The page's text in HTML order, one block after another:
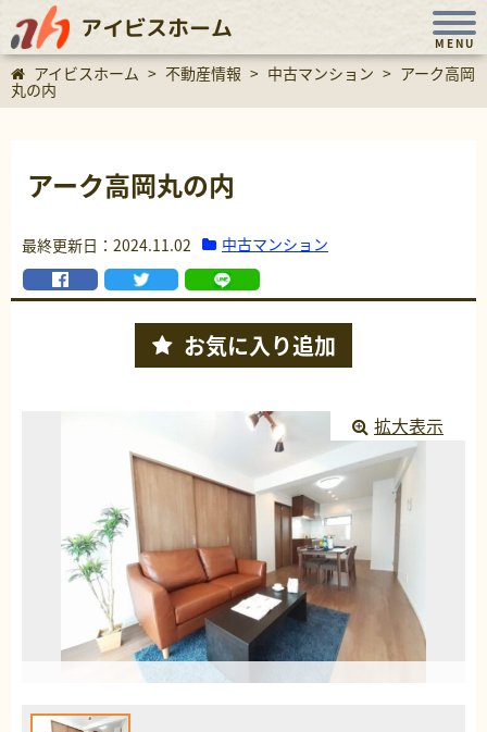
アイビスホーム
MENU
アイビスホーム > 不動産情報 > 中古マンション > アーク高岡
丸の内
アーク高岡丸の内
最終更新日：2024.11.02 中古マンション
お気に入り追加
拡大表示